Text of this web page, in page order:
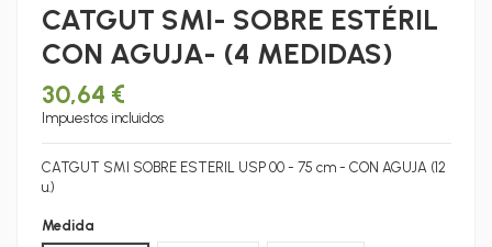
CATGUT SMI- SOBRE ESTÉRIL
CON AGUJA- (4 MEDIDAS)
30,64 €
Impuestos incluidos
CATGUT SMI SOBRE ESTERIL USP 00 - 75 cm - CON AGUJA (12
u.)
Medida